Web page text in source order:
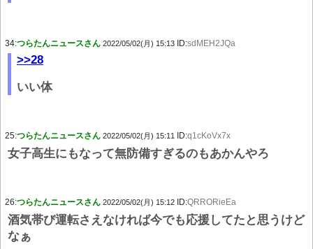
34:つらたんニュースさん 2022/05/02(月) 15:13 ID:sdMEH2JQa
>>28
いい体
25:つらたんニュースさん 2022/05/02(月) 15:11 ID:q1cKoVx7x
女子高生にもなって無防備すぎるのもあかんやろ
26:つらたんニュースさん 2022/05/02(月) 15:12 ID:QRRORieEa
酒気帯び運転さえなければ今でも応援してたと思うけど
なぁ